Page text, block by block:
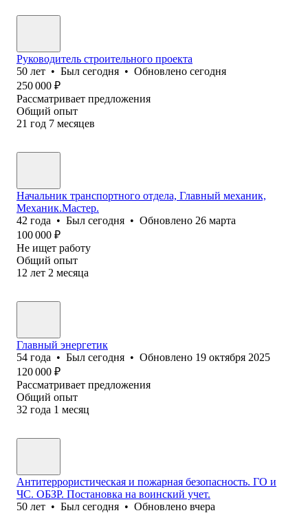
Руководитель строительного проекта
50 лет • Был сегодня • Обновлено сегодня
250 000 ₽
Рассматривает предложения
Общий опыт
21 год 7 месяцев
Начальник транспортного отдела, Главный механик,
Механик.Мастер.
42 года • Был сегодня • Обновлено 26 марта
100 000 ₽
Не ищет работу
Общий опыт
12 лет 2 месяца
Главный энергетик
54 года • Был сегодня • Обновлено 19 октября 2025
120 000 ₽
Рассматривает предложения
Общий опыт
32 года 1 месяц
Антитеррористическая и пожарная безопасность. ГО и
ЧС. ОБЗР. Постановка на воинский учет.
50 лет • Был сегодня • Обновлено вчера